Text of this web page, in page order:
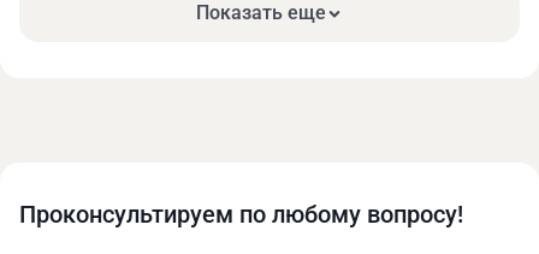
фиксации, обеспечивающие высокую жёсткость и
Показать еще
Проконсультируем по любому вопросу!